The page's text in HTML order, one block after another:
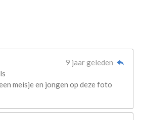
9 jaar geleden
meisje en jongen op deze foto